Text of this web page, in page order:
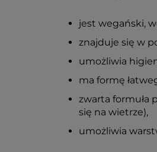
jest wegański,
znajduje się w
umożliwia
ma formę
zwarta
się na wietrze),
umożliwia